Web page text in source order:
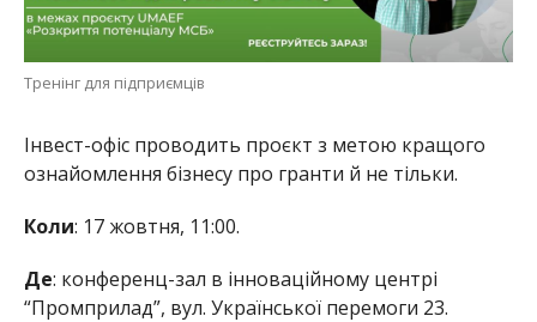
Тренінг для підприємців
Інвест-офіс проводить проєкт з метою кращого
ознайомлення бізнесу про гранти й не тільки.
Коли: 17 жовтня, 11:00.
Де: конференц-зал в інноваційному центрі
“Промприлад”, вул. Української перемоги 23.